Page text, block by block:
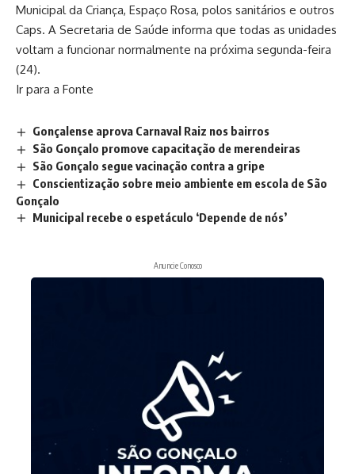
Municipal da Criança, Espaço Rosa, polos sanitários e outros
Caps. A Secretaria de Saúde informa que todas as unidades
voltam a funcionar normalmente na próxima segunda-feira
(24).
Ir para a Fonte
Gonçalense aprova Carnaval Raiz nos bairros
São Gonçalo promove capacitação de merendeiras
São Gonçalo segue vacinação contra a gripe
Conscientização sobre meio ambiente em escola de São
Gonçalo
Municipal recebe o espetáculo ‘Depende de nós’
Anuncie Conosco